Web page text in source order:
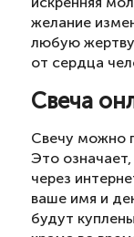
желание
любую
от сердца
Свеча
Свечу можно
Это
через
ваше имя и
будут